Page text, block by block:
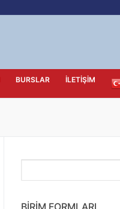
BURSLAR İLETIŞIM